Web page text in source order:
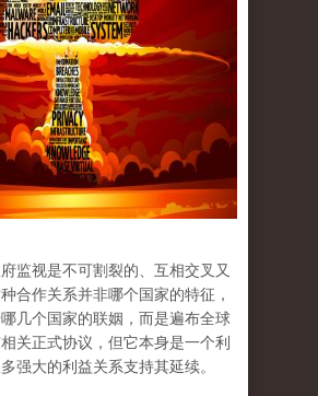
监视是不可割裂的、互相交叉又
合作关系并非哪个国家的特征，
几个国家的联姻，而是遍布全球
关正式协议，但它本身是一个利
强大的利益关系支持其延续。